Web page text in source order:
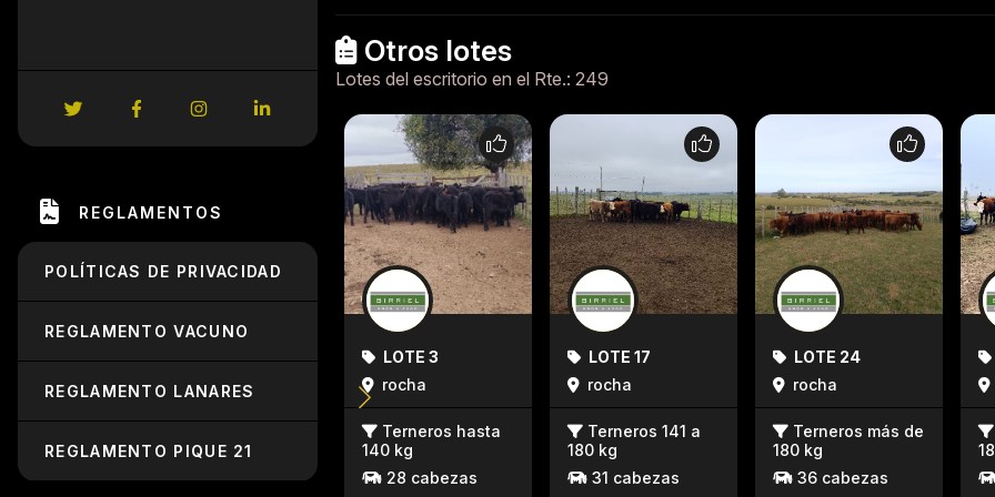
REGLAMENTOS
POLÍTICAS DE PRIVACIDAD
REGLAMENTO VACUNO
REGLAMENTO LANARES
REGLAMENTO PIQUE 21
Otros lotes
Lotes del escritorio en el Rte.: 249
LOTE 3
rocha
Terneros hasta
140 kg
28 cabezas
LOTE 17
rocha
Terneros 141 a
180 kg
31 cabezas
LOTE 24
rocha
Terneros más de
180 kg
36 cabezas